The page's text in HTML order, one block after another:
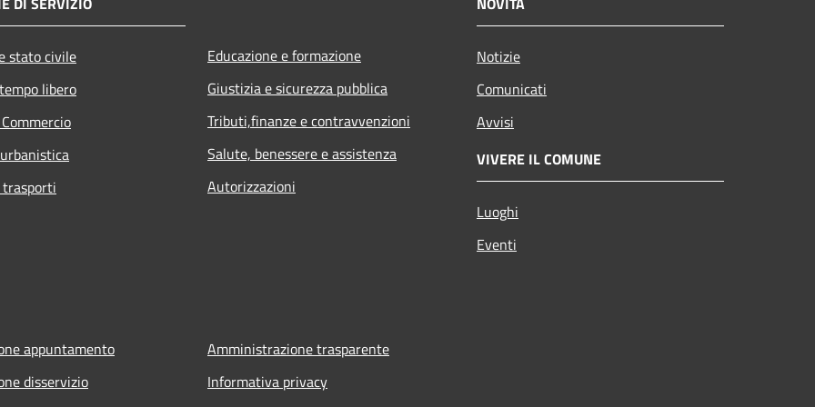
stato civile
libero
Educazione e formazione
Giustizia e sicurezza pubblica
Tributi,finanze e contravvenzioni
Salute, benessere e assistenza
Autorizzazioni
Notizie
Comunicati
Avvisi
VIVERE IL COMUNE
Luoghi
Eventi
appuntamento
disservizio
Amministrazione trasparente
Informativa privacy